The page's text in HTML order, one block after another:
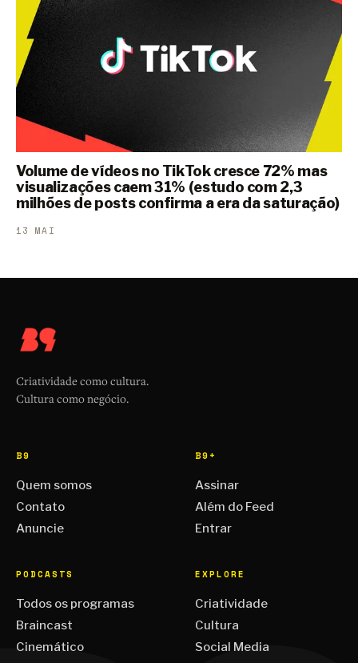
Volume de vídeos no TikTok cresce 72% mas
visualizações caem 31% (estudo com 2,3
milhões de posts confirma a era da saturação)
13 MAI
Criatividade como cultura.
Cultura como negócio.
B9
Quem somos
Contato
Anuncie
B9+
Assinar
Além do Feed
Entrar
PODCASTS
Todos os programas
Braincast
Cinemático
EXPLORE
Criatividade
Cultura
Social Media